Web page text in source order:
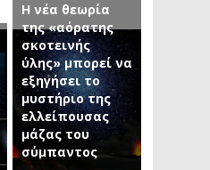
Η νέα θεωρία
της «αόρατης
σκοτεινής
ύλης» μπορεί να
εξηγήσει το
μυστήριο της
ελλείπουσας
μάζας του
σύμπαντος